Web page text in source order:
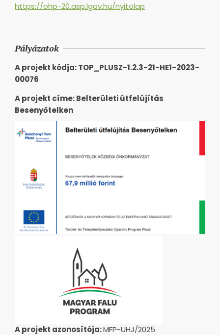
https://ohp-20.asp.lgov.hu/nyitolap
Pályázatok
A projekt kódja: TOP_PLUSZ-1.2.3-21-HE1-2023-
00076
A projekt címe: Belterületi útfelújítás
Besenyőtelken
A projekt azonosítója:MFP-UHJ/2025